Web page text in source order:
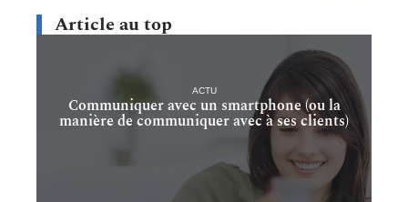
Article au top
ACTU
Communiquer avec un smartphone (ou la
manière de communiquer avec à ses clients)